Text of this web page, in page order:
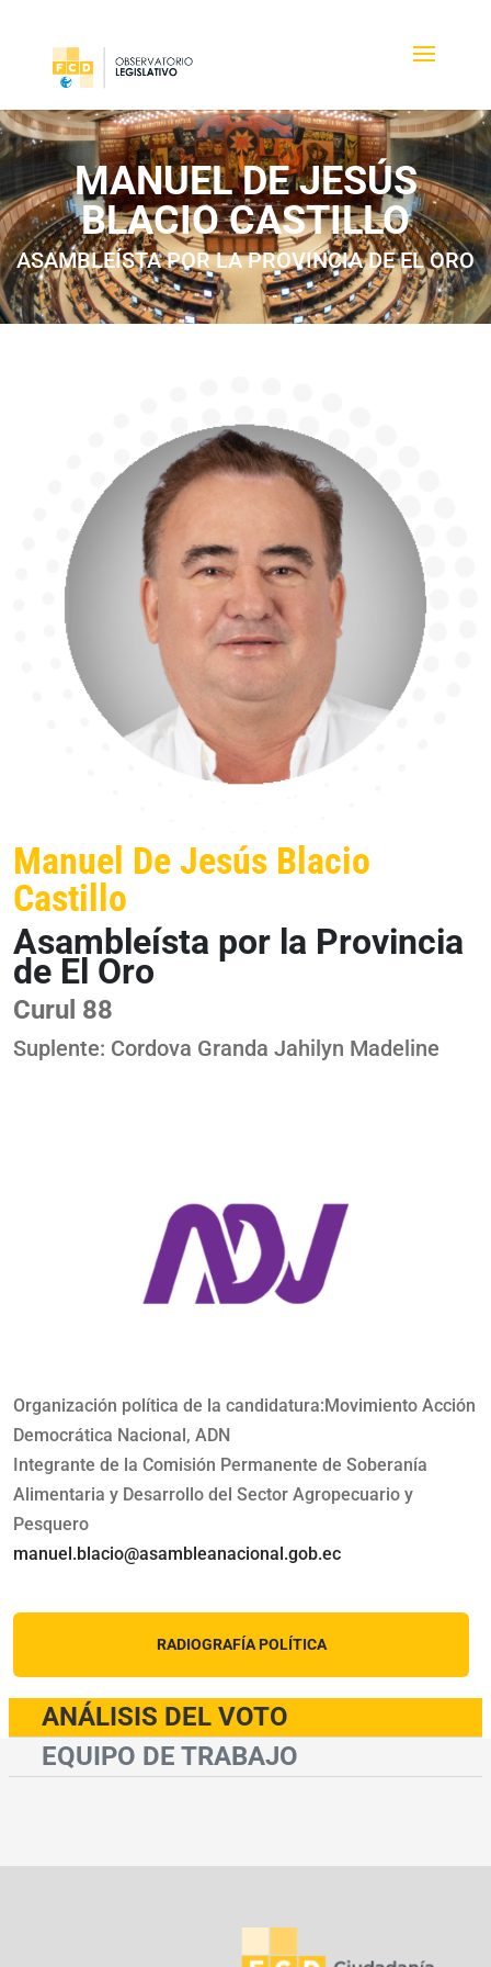
MANUEL DE JESÚS
BLACIO CASTILLO
ASAMBLEÍSTA POR LA PROVINCIA DE EL ORO
Manuel De Jesús Blacio
Castillo
Asambleísta por la Provincia
de El Oro
Curul 88
Suplente: Cordova Granda Jahilyn Madeline
Organización política de la candidatura:Movimiento Acción
Democrática Nacional, ADN
Integrante de la Comisión Permanente de Soberanía
Alimentaria y Desarrollo del Sector Agropecuario y
Pesquero
manuel.blacio@asambleanacional.gob.ec
RADIOGRAFÍA POLÍTICA
ANÁLISIS DEL VOTO
EQUIPO DE TRABAJO